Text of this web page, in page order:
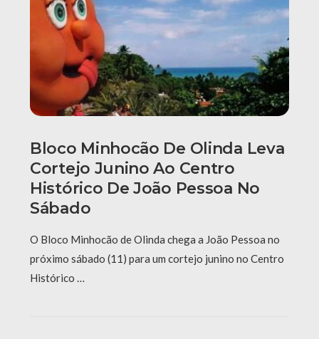
Bloco Minhocão De Olinda Leva
Cortejo Junino Ao Centro
Histórico De João Pessoa No
Sábado
O Bloco Minhocão de Olinda chega a João Pessoa no
próximo sábado (11) para um cortejo junino no Centro
Histórico …